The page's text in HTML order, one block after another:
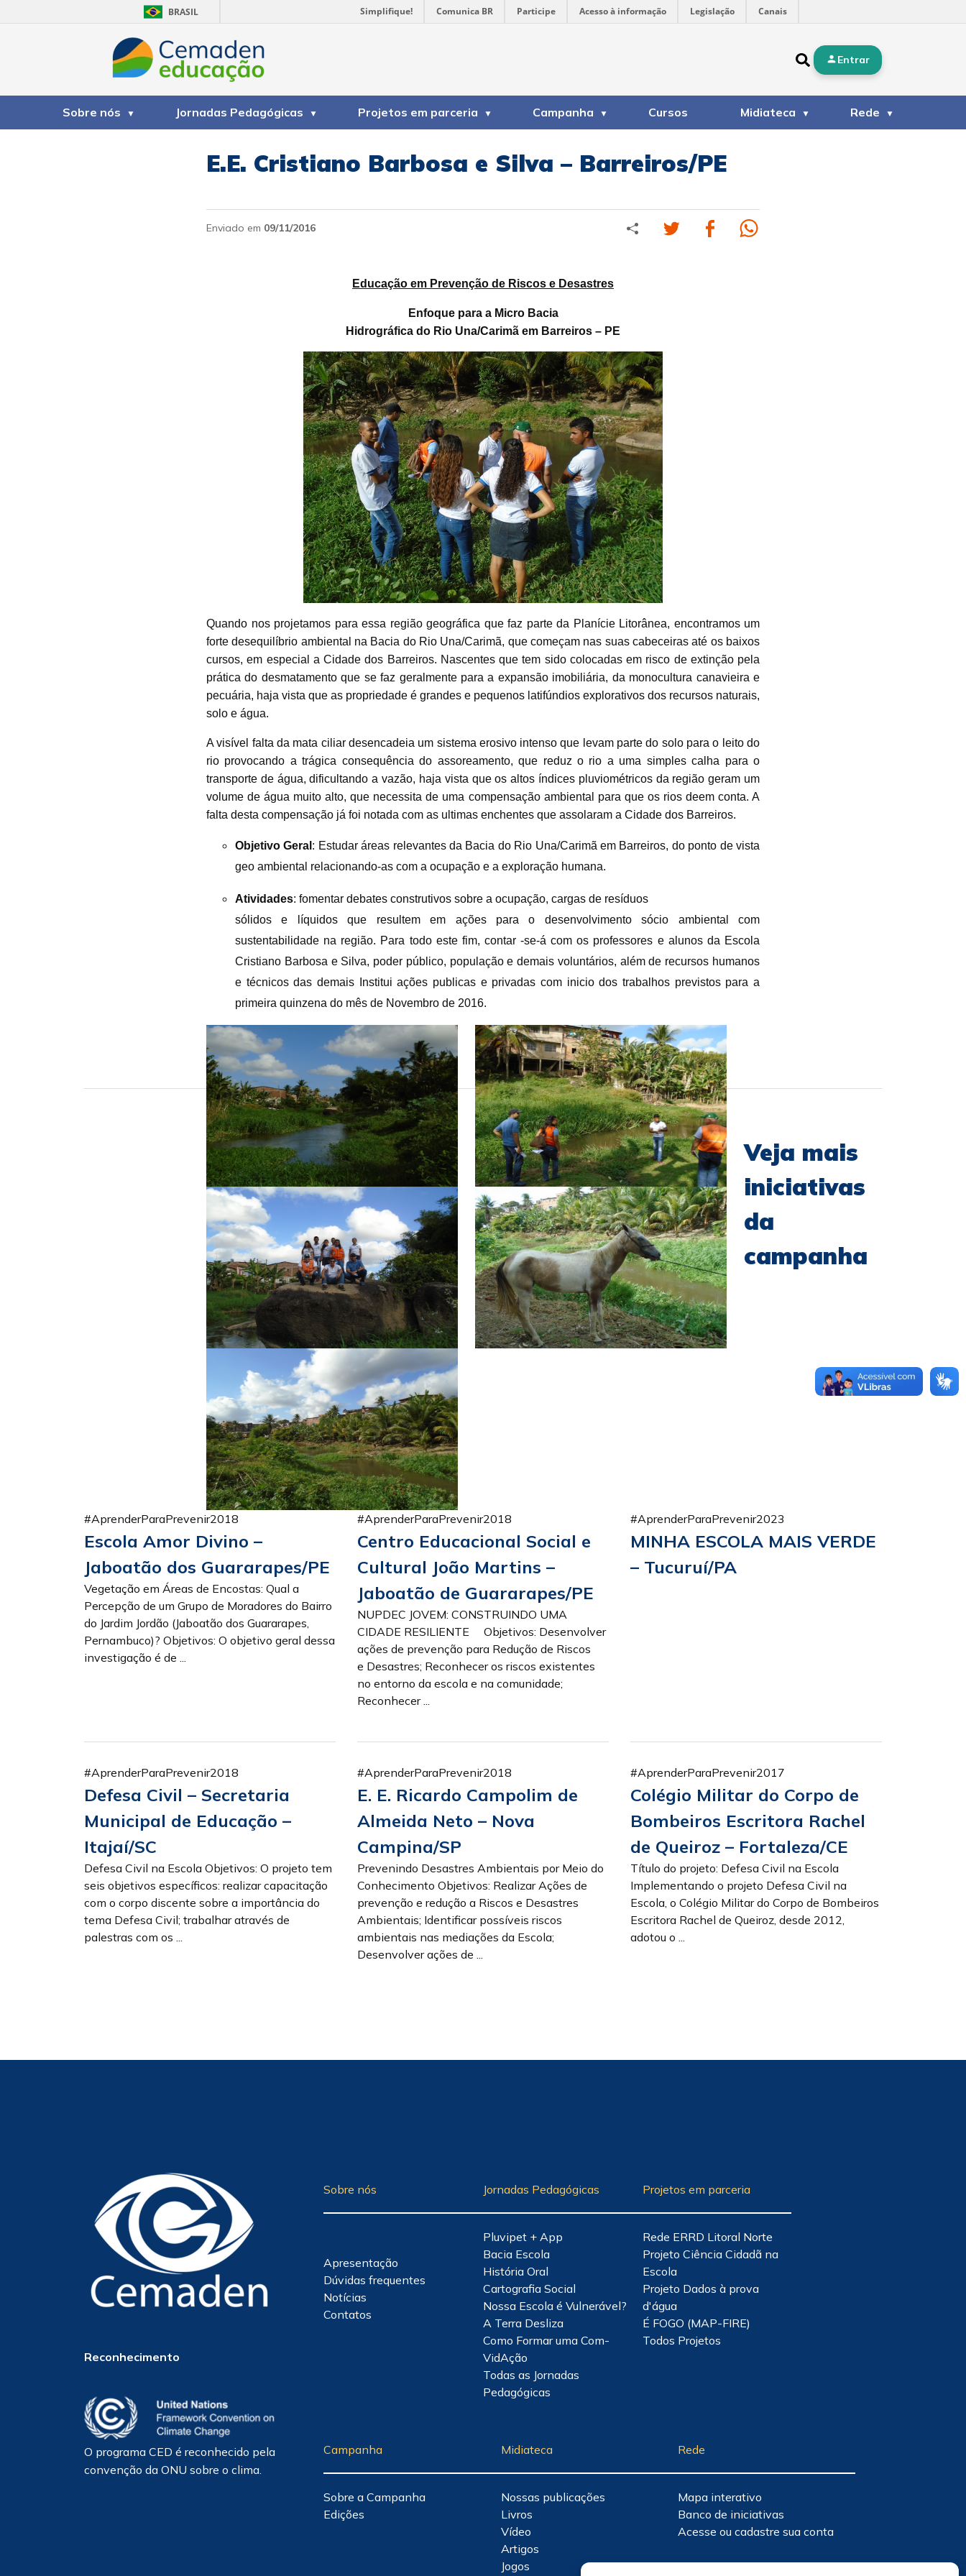
BRASIL Simplifique! Comunica BR Participe Acesso à informação Legislação Canais
Entrar
Sobre nós Jornadas Pedagógicas Projetos em parceria Campanha Cursos Midiateca Rede
E.E. Cristiano Barbosa e Silva – Barreiros/PE
Enviado em 09/11/2016
Educação em Prevenção de Riscos e Desastres
Enfoque para a Micro Bacia
Hidrográfica do Rio Una/Carimã em Barreiros – PE
Quando nos projetamos para essa região geográfica que faz parte da Planície Litorânea, encontramos um
forte desequilíbrio ambiental na Bacia do Rio Una/Carimã, que começam nas suas cabeceiras até os baixos
cursos, em especial a Cidade dos Barreiros. Nascentes que tem sido colocadas em risco de extinção pela
prática do desmatamento que se faz geralmente para a expansão imobiliária, da monocultura canavieira e
pecuária, haja vista que as propriedade é grandes e pequenos latifúndios explorativos dos recursos naturais,
solo e água.
A visível falta da mata ciliar desencadeia um sistema erosivo intenso que levam partedo solo para o leito do
rio provocando a trágica consequência do assoreamento, que reduz o rio a uma simples calha para o
transporte de água, dificultando a vazão, haja vista que os altos índices pluviométricos da região geram um
volume de água muitoalto, que necessita de uma compensação ambiental para que os rios deem conta. A
falta desta compensação já foi notada com as ultimas enchentes que assolaram a Cidade dos Barreiros.
Objetivo Geral : Estudar áreas relevantes da Bacia do Rio Una/Carimã em Barreiros, do ponto de vista
geo ambiental relacionando-as com a ocupação e a exploração humana.
Atividades: fomentar debates construtivos sobre a ocupação, cargas de resíduos
sólidos e líquidos que resultem em ações para o desenvolvimento sócio ambiental com
sustentabilidade na região. Para todo este fim, contar -se-á com os professores e alunos da Escola
Cristiano Barbosa e Silva, poder público, população e demais voluntários, além de recursos humanos
e técnicos das demais Institui ações publicas e privadas com inicio dos trabalhos previstos para a
primeira quinzena do mês de Novembro de 2016.
Veja mais
iniciativas
da
campanha
#AprenderParaPrevenir2018
Escola Amor Divino –
Jaboatão dos Guararapes/PE
Vegetação em Áreas de Encostas: Qual a
Percepção de um Grupo de Moradores do Bairro
do Jardim Jordão (Jaboatão dos Guararapes,
Pernambuco)? Objetivos: O objetivo geral dessa
investigação é de ...
#AprenderParaPrevenir2018
Centro Educacional Social e
Cultural João Martins –
Jaboatão de Guararapes/PE
NUPDEC JOVEM: CONSTRUINDO UMA
CIDADE RESILIENTE Objetivos: Desenvolver
ações de prevenção para Redução de Riscos
e Desastres; Reconhecer os riscos existentes
no entorno da escola e na comunidade;
Reconhecer ...
#AprenderParaPrevenir2023
MINHA ESCOLA MAIS VERDE
– Tucuruí/PA
#AprenderParaPrevenir2018
Defesa Civil – Secretaria
Municipal de Educação –
Itajaí/SC
Defesa Civil na Escola Objetivos: O projeto tem
seis objetivos específicos: realizar capacitação
com o corpo discente sobre a importância do
tema Defesa Civil; trabalhar através de
palestras com os ...
#AprenderParaPrevenir2018
E. E. Ricardo Campolim de
Almeida Neto – Nova
Campina/SP
Prevenindo Desastres Ambientais por Meio do
Conhecimento Objetivos: Realizar Ações de
prevenção e redução a Riscos e Desastres
Ambientais; Identificar possíveis riscos
ambientais nas mediações da Escola;
Desenvolver ações de ...
#AprenderParaPrevenir2017
Colégio Militar do Corpo de
Bombeiros Escritora Rachel
de Queiroz – Fortaleza/CE
Título do projeto: Defesa Civil na Escola
Implementando o projeto Defesa Civil na
Escola, o Colégio Militar do Corpo de Bombeiros
Escritora Rachel de Queiroz, desde 2012,
adotou o ...
Reconhecimento
O programa CED é reconhecido pela
convenção da ONU sobre o clima.
Sobre nós
Apresentação
Dúvidas frequentes
Notícias
Contatos
Jornadas Pedagógicas
Pluvipet + App
Bacia Escola
História Oral
Cartografia Social
Nossa Escola é Vulnerável?
A Terra Desliza
Como Formar uma Com-
VidAção
Todas as Jornadas
Pedagógicas
Projetos em parceria
Rede ERRD Litoral Norte
Projeto Ciência Cidadã na
Escola
Projeto Dados à prova
d'água
É FOGO (MAP-FIRE)
Todos Projetos
Campanha
Sobre a Campanha
Edições
Midiateca
Nossas publicações
Livros
Vídeo
Artigos
Jogos
Rede
Mapa interativo
Banco de iniciativas
Acesse ou cadastre sua conta